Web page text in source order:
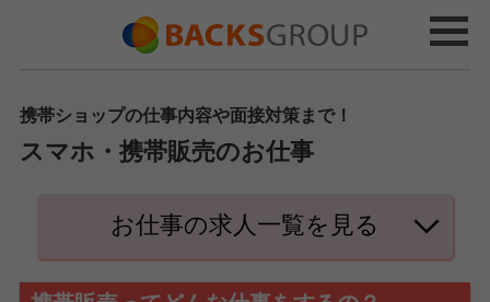
携帯ショップの仕事内容や面接対策まで！
スマホ・携帯販売のお仕事
お仕事の求人一覧を見る